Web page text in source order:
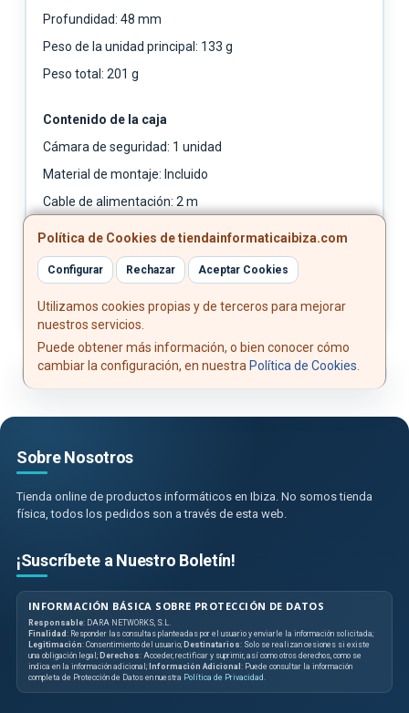
Profundidad: 48 mm
Peso de la unidad principal: 133 g
Peso total: 201 g
Contenido de la caja
Cámara de seguridad: 1 unidad
Material de montaje: Incluido
Cable de alimentación: 2 m
Manual de instrucciones: Incluido
Política de Cookies de tiendainformaticaibiza.com
Configurar Rechazar Aceptar Cookies
Utilizamos cookies propias y de terceros para mejorar
nuestros servicios.
Puede obtener más información, o bien conocer cómo
cambiar la configuración, en nuestra Política de Cookies
Sobre Nosotros
Tienda online de productos informáticos en Ibiza. No somos tienda
física, todos los pedidos son a través de esta web.
¡Suscríbete a Nuestro Boletín!
INFORMACIÓN BÁSICA SOBRE PROTECCIÓN DE DATOS
Responsable: DARA NETWORKS, S.L.
Finalidad : Responder las consultas planteadas por el usuario y enviarle la información solicitada;
Legitimación: Consentimiento del usuario; Destinatarios: Solo se realizan cesiones si existe
una obligación legal; Derechos: Acceder, rectificar y suprimir, así como otros derechos, como se
indica en la información adicional; Información Adicional : Puede consultar la información
completa de Protección de Datos en nuestra Política de Privacidad